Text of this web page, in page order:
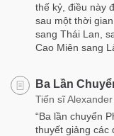
thế kỷ, điều này
sau một thời
sang Thái Lan,
Cao Miên sang
Ba Lần
Tiến sĩ
“Ba lần chuyển
thuyết giảng các